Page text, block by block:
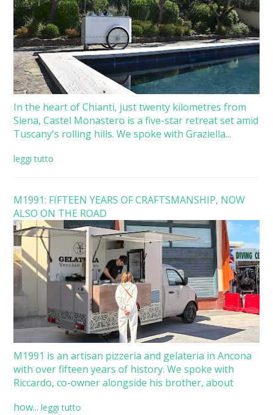
In the heart of Chianti, just twenty kilometres from
Siena, Castel Monastero is a five-star retreat set amid
Tuscany's rolling hills. We spoke with Graziella...
leggi tutto
M1991: FIFTEEN YEARS OF CRAFTSMANSHIP, NOW
ALSO ON THE ROAD
M1991 is an artisan pizzeria and gelateria in Ancona
with over fifteen years of history. We spoke with
Riccardo, co-owner alongside his brother, about
how... leggi tutto